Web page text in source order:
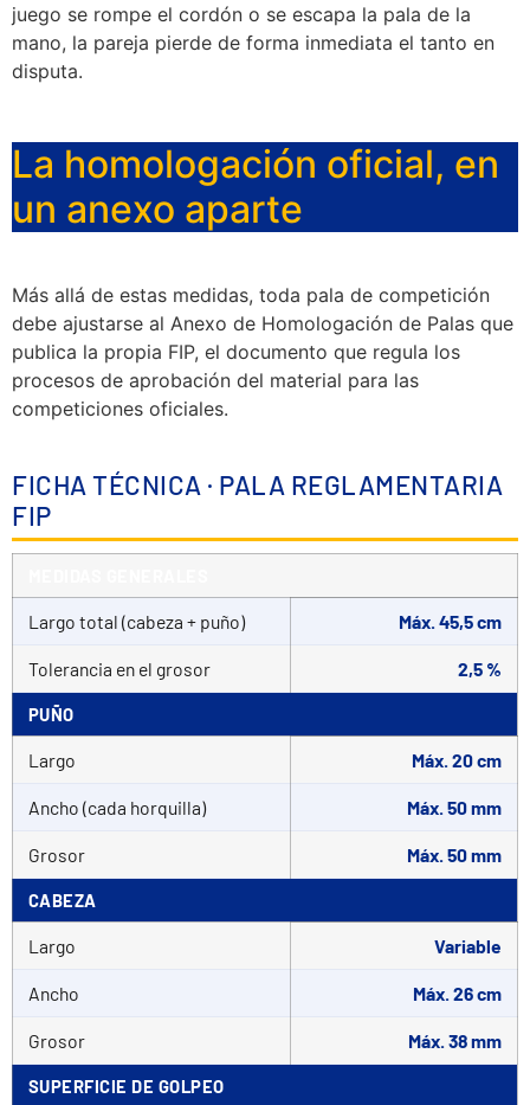
juego se rompe el cordón o se escapa la pala de la
mano, la pareja pierde de forma inmediata el tanto en
disputa.
La homologación oficial, en
un anexo aparte
Más allá de estas medidas, toda pala de competición
debe ajustarse al Anexo de Homologación de Palas que
publica la propia FIP, el documento que regula los
procesos de aprobación del material para las
competiciones oficiales.
FICHA TÉCNICA · PALA REGLAMENTARIA
FIP
Largo total (cabeza + puño) Máx. 45,5 cm
Tolerancia en el grosor 2,5 %
PUÑO
Largo Máx. 20 cm
Ancho (cada horquilla) Máx. 50 mm
Grosor Máx. 50 mm
CABEZA
Largo Variable
Ancho Máx. 26 cm
Grosor Máx. 38 mm
SUPERFICIE DE GOLPEO